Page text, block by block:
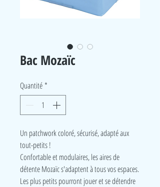
Bac Mozaïc
Quantité *
Un patchwork coloré, sécurisé, adapté aux
tout-petits !
Confortable et modulaires, les aires de
détente Mozaïc s'adaptent à tous vos espaces.
Les plus petits pourront jouer et se détendre